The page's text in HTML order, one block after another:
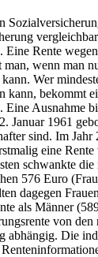
Eine Rente
wenn man
Wer
kann, bekommt
Eine Ausnahme
Januar 1961
sind. Im Jahr
eine
schwankte die
576 Euro
dagegen
als Männer
von den
abhängig. Die